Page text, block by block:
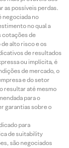
as possíveis perdas.
negociada no
no qual a
cotações de
alto risco e os
de resultados
ou implícita, é
de mercado, o
e do setor
resultar até mesmo
para o
garantias sobre o
para
de suitability
são negociados